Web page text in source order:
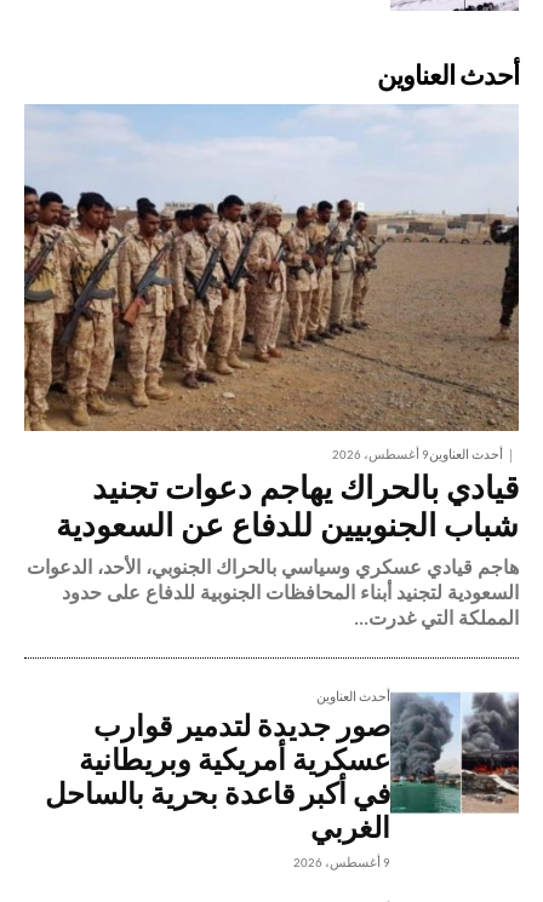
أحدث العناوين
أحدث العناوين9 أغسطس، 2026
قيادي بالحراك يهاجم دعوات تجنيد
شباب الجنوبيين للدفاع عن السعودية
هاجم قيادي عسكري وسياسي بالحراك الجنوبي، الأحد، الدعوات
السعودية لتجنيد أبناء المحافظات الجنوبية للدفاع على حدود
المملكة التي غدرت...
أحدث العناوين
صور جديدة لتدمير قوارب
عسكرية أمريكية وبريطانية
في أكبر قاعدة بحرية بالساحل
الغربي
9 أغسطس، 2026